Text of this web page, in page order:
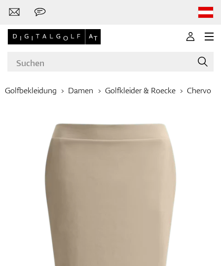
Golfbekleidung Damen Golfkleider & Roecke Chervo